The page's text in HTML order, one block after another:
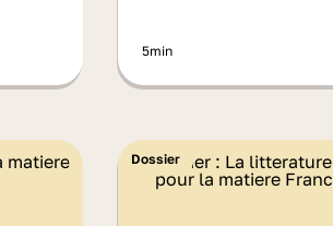
5min
Dossier